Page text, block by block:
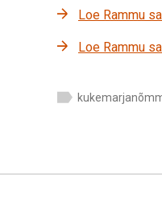
Loe Rammu
Loe Rammu